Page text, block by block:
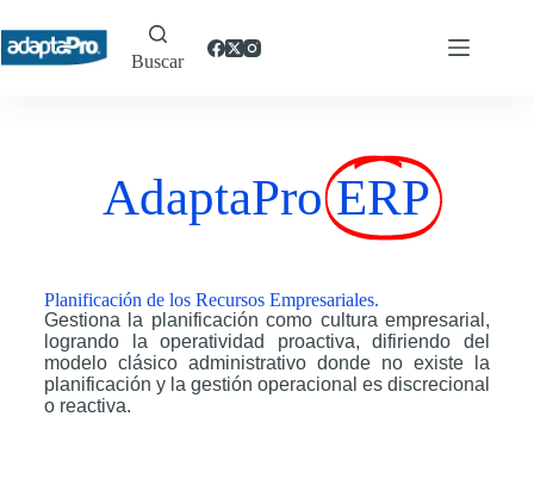
Buscar
AdaptaPro ERP
Planificación de los Recursos Empresariales.
Gestiona la planificación como cultura empresarial,
logrando la operatividad proactiva, difiriendo del
modelo clásico administrativo donde no existe la
planificación y la gestión operacional es discrecional
o reactiva.